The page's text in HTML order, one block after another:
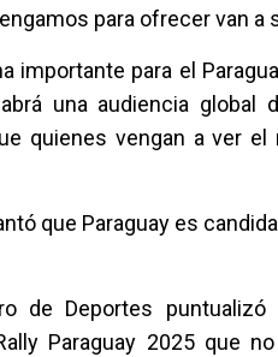
para ofrecer van
importante para el
una audiencia
quienes vengan a ver el
que Paraguay es
de Deportes
Paraguay 2025 que